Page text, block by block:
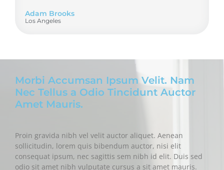
Adam Brooks
Los Angeles
Morbi Accumsan Ipsum Velit. Nam
Nec Tellus a Odio Tincidunt Auctor
Amet Mauris.
Proin gravida nibh vel velit auctor aliquet. Aenean
sollicitudin, lorem quis bibendum auctor, nisi elit
consequat ipsum, nec sagittis sem nibh id elit. Duis sed
odio sit amet nibh vulputate cursus a sit amet mauris.